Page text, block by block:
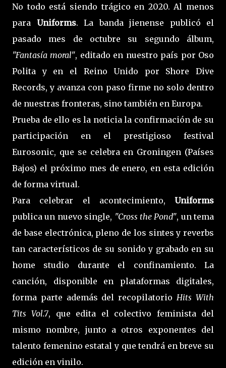
No todo está siendo trágico en 2020. Al menos
para Uniforms. La banda jienense publicó el
pasado mes de octubre su segundo álbum,
"Fantasía moral", editado en nuestro país por Oso
Polita y en el Reino Unido por Shore Dive
Records, y avanza con paso firme no solo dentro
de nuestras fronteras, sino también en Europa.
Prueba de ello es la noticia la confirmación de su
participación en el prestigioso festival
Eurosonic, que se celebra en Groningen (Países
Bajos) el próximo mes de enero, en esta edición
de forma virtual.
Para celebrar el acontecimiento, Uniforms
publica un nuevo single, "Cross the Pond", un tema
de base electrónica, pleno de los sintes y reverbs
tan característicos de su sonido y grabado en su
home studio durante el confinamiento. La
canción, disponible en plataformas digitales,
forma parte además del recopilatorioHits With
Tits Vol.7, que edita el colectivo feminista del
mismo nombre, junto a otros exponentes del
talento femenino estatal y que tendrá en breve su
edición en vinilo.